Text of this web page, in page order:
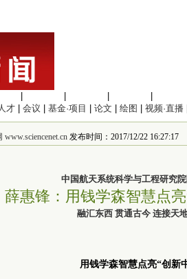
才 会议 基金·项目 论文 绘图 视频·直播
www.sciencenet.cn 发布时间：2017/12/22 16:27:17
中国航天系统科学与工程研究
薛惠锋：用钱学森智慧点
融汇东西 贯通古今 连接天
用钱学森智慧点亮“创新